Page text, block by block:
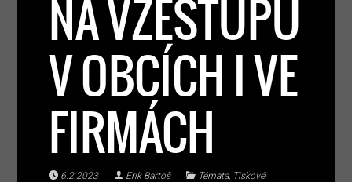
NA VZESTUPU
V OBCÍCH I VE
FIRMÁCH
6.2.2023 Erik Bartoš Témata, Tiskové